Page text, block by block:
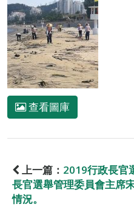
查看圖庫
上一篇： 2019行政長官
長官選舉管理委員會主席
情況。